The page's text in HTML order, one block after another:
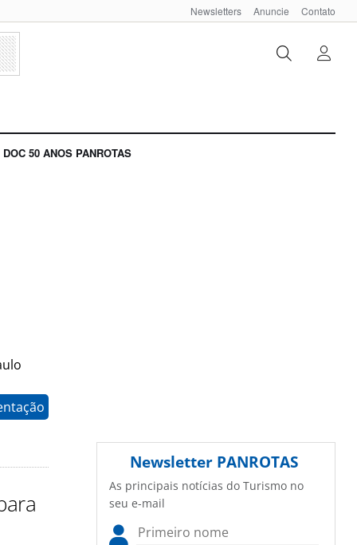
Newsletters Anuncie Contato
DOC 50 ANOS PANROTAS
Newsletter PANROTAS
As principais notícias do Turismo no
seu e-mail